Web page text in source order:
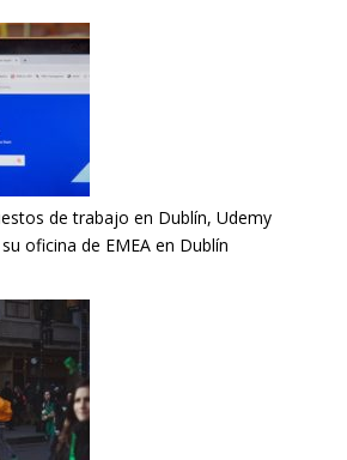
de trabajo en Dublín, Udemy
oficina de EMEA en Dublín